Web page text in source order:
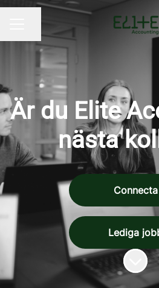
Dela sidan
Är du Elite
nästa
Connecta
Lediga
Skrolla